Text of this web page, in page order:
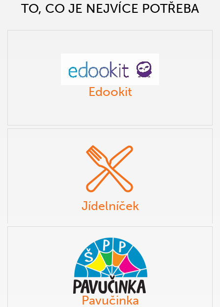
TO, CO JE NEJVÍCE POTŘEBA
Edookit
Jídelníček
Pavučinka